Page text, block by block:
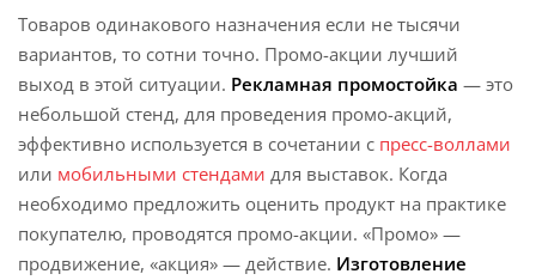
Товаров одинакового назначения если не тысячи
вариантов, то сотни точно. Промо-акции лучший
выход в этой ситуации. Рекламная промостойка — это
небольшой стенд, для проведения промо-акций,
эффективно используется в сочетании с пресс-воллами
или мобильными стендами для выставок. Когда
необходимо предложить оценить продукт на практике
покупателю, проводятся промо-акции. «Промо» —
продвижение, «акция» — действие. Изготовление